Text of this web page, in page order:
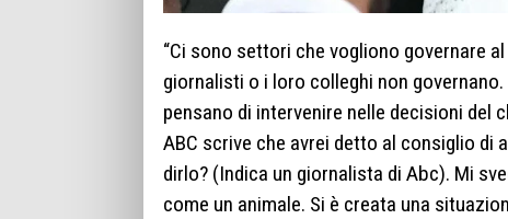
“Ci sono settori che vogliono governare
giornalisti o i loro colleghi non
pensano di intervenire nelle decisioni del
ABC scrive che avrei detto al consiglio
dirlo? (Indica un giornalista di Abc). Mi
come un animale. Si è creata una